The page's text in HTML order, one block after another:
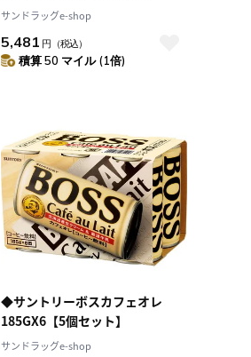
サンドラッグe-shop
5,481 円 （税込）
積算 50 マイル (1倍)
◆サントリーボスカフェオレ
185GX6【5個セット】
サンドラッグe-shop